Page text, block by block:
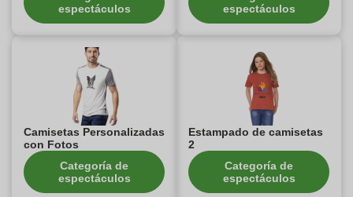
espectáculos
espectáculos
Camisetas Personalizadas
con Fotos
Categoría de
espectáculos
Estampado de camisetas
2
Categoría de
espectáculos